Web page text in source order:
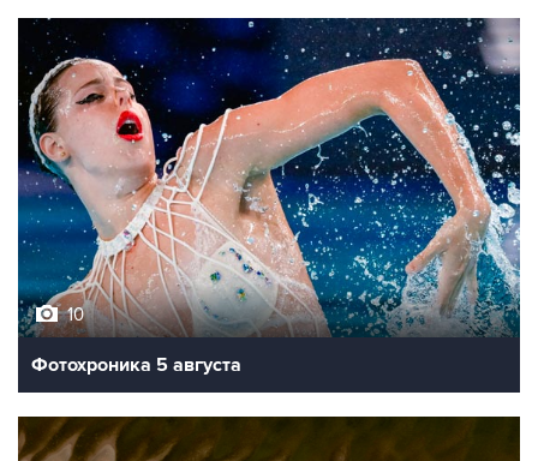
10
Фотохроника 5 августа